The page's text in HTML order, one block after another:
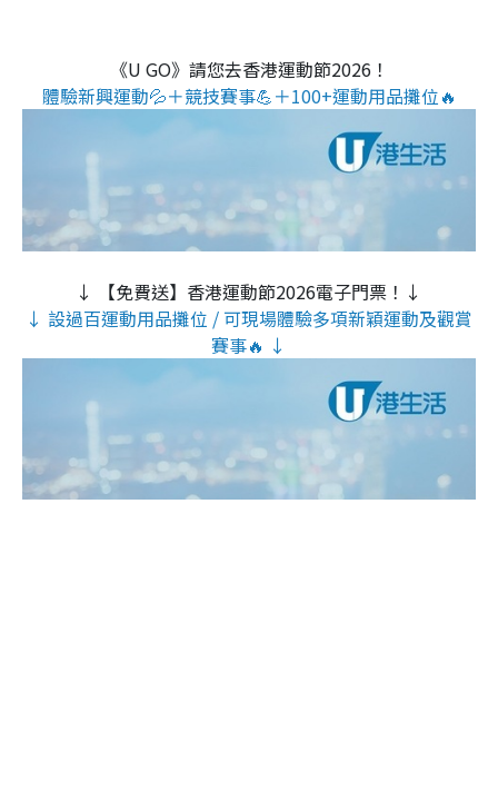
《U GO》請您去香港運動節2026！
體驗新興運動💦＋競技賽事💪＋100+運動用品攤位🔥
↓ 【免費送】香港運動節2026電子門票！↓
↓ 設過百運動用品攤位 / 可現場體驗多項新穎運動及觀賞
賽事🔥 ↓